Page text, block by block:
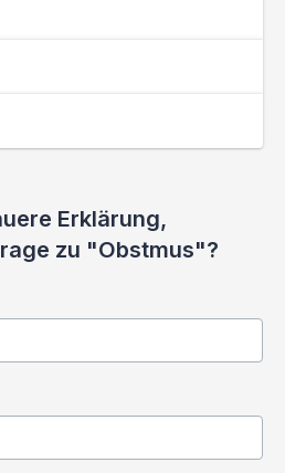
Erklärung,
zu "Obstmus"?